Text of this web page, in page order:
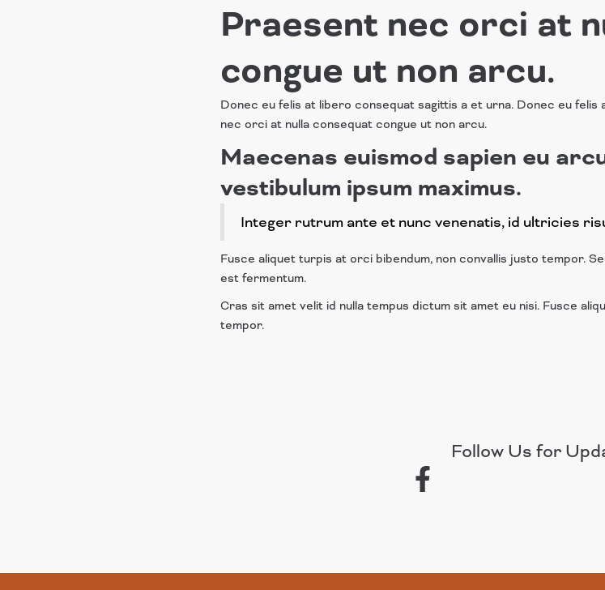
Praesent nec orci at
congue ut non arcu.
Donec eu felis at libero consequat sagittis a et urna. Donec eu
nec orci at nulla consequat congue ut non arcu.
Maecenas euismod sapien eu
vestibulum ipsum maximus.
Integer rutrum ante et nunc venenatis, id ultricies
Fusce aliquet turpis at orci bibendum, non convallis justo tempor.
est fermentum.
Cras sit amet velit id nulla tempus dictum sit amet eu nisi. Fusce
tempor.
Follow Us for